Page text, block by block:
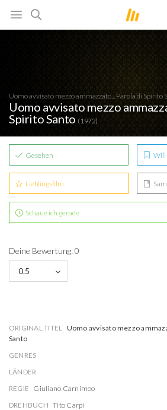
Uomo avvisato mezzo ammazzato... Parola di Spirito
Uomo avvisato mezzo
Spirito Santo (1972)
Gesehen Will
Lieblingsfilm
Schaue ich gerade
Deine Bewertung: 0
0.5
ORIGINAL TITEL Uomo avvisato mezzo
Santo
GENRES
LÄNDER
REGIE Giuliano Carnimeo
DREHBUCH Tito Carpi